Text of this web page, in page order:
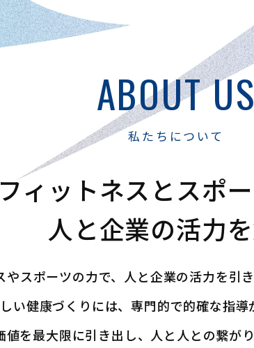
ABOUT US
私たちについて
フィットネスとスポ
人と企業の活力
スポーツの力で、 人と企業の活力を引
い健康づくりには、専門的で的確な指導
値を最大限に引き出し、人と人との繋が